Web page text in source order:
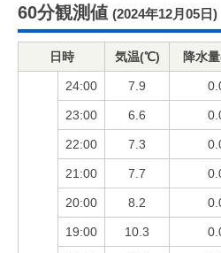
60分観測値 (2024年12月05日)
日時 気温(℃) 降水
24:00 7.9
23:00 6.6
22:00 7.3
21:00 7.7
20:00 8.2
19:00 10.3